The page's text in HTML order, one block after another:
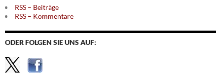
RSS – Beiträge
RSS – Kommentare
ODER FOLGEN SIE UNS AUF: